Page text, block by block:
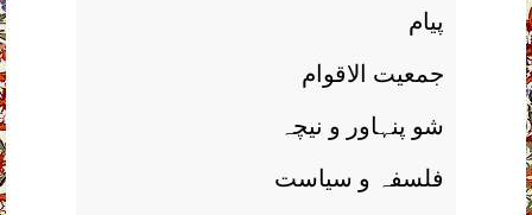
پیام
جمعیت الاقوام
شو پنہاور و نیچہ
فلسفہ و سیاست